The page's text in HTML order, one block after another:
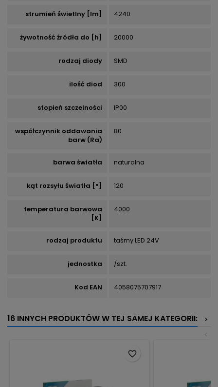
strumień świetlny [lm] 4240
żywotność źródła do [h] 20000
rodzaj diody SMD
ilość diod 300
stopień szczelności IP00
współczynnik oddawania
barw (Ra)
80
barwa światła naturalna
kąt rozsyłu światła [°] 120
temperatura barwowa
[K]
4000
rodzaj produktu taśmy LED 24V
jednostka /szt.
Kod EAN 4058075707917
16 INNYCH PRODUKTÓW W TEJ SAMEJ KATEGORII:
>
<
favorite_border